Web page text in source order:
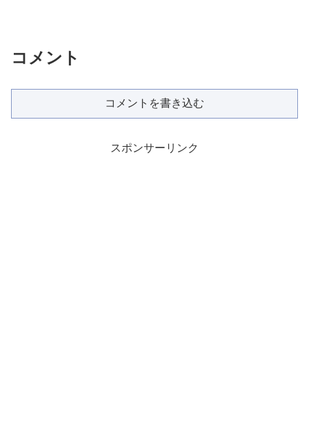
コメント
コメントを書き込む
スポンサーリンク